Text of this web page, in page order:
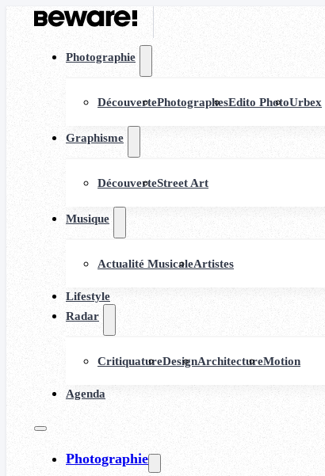
Photographie
DécouvertePhotographesEdito PhotoUrbex
Graphisme
DécouverteStreet Art
Musique
Actualité MusicaleArtistes
Lifestyle
Radar
CritiquatureDesignArchitectureMotion
Agenda
Photographie